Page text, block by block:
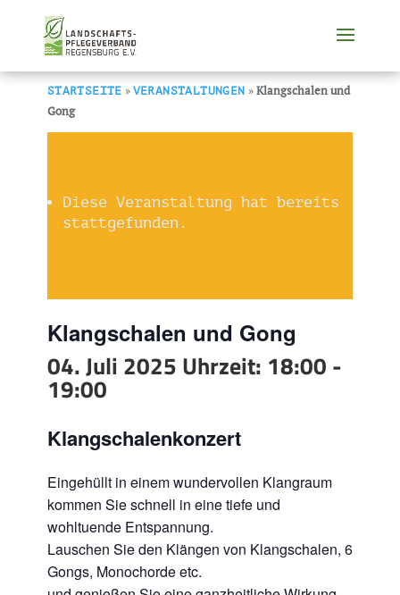
STARTSEITE » VERANSTALTUNGEN »Klangschalen und
Gong
Diese Veranstaltung hat bereits
stattgefunden.
Klangschalen und Gong
04. Juli 2025 Uhrzeit: 18:00 -
19:00
Klangschalenkonzert
Eingehüllt in einem wundervollen Klangraum
kommen Sie schnell in eine tiefe und
wohltuende Entspannung.
Lauschen Sie den Klängen von Klangschalen, 6
Gongs, Monochorde etc.